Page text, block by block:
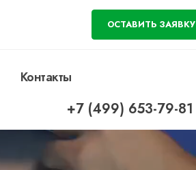
ОСТАВИТЬ ЗАЯВКУ
Контакты
+7 (499) 653-79-81